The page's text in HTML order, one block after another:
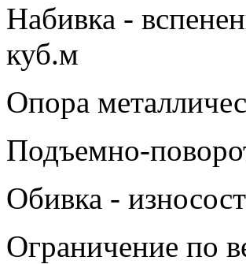
Набивка -
куб.м
Опора
Подъемно-
Обивка -
Ограничение по